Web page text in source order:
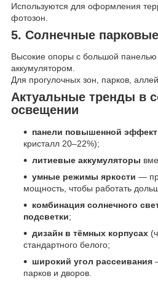
Используются для оформления
фотозон.
5. Солнечные
Высокие опоры с большой
аккумулятором.
Для прогулочных зон, парков,
Актуальные тренды в
освещении
панели повышенной
кристалл 20–22%);
литиевые аккумуляторы
умные режимы яркости —
мощность, чтобы работать
комбинация солнечного
подсветки;
дизайн в тёмных корпусах
стандартного белого;
широкий угол рассеивания
парков и дворов.